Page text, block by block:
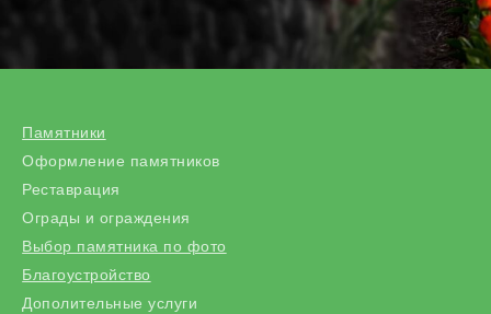
Памятники
Оформление памятников
Реставрация
Ограды и ограждения
Выбор памятника по фото
Благоустройство
Дополительные услуги